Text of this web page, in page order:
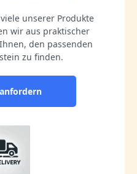
unserer Produkte
wir aus praktischer
den passenden
zu finden.